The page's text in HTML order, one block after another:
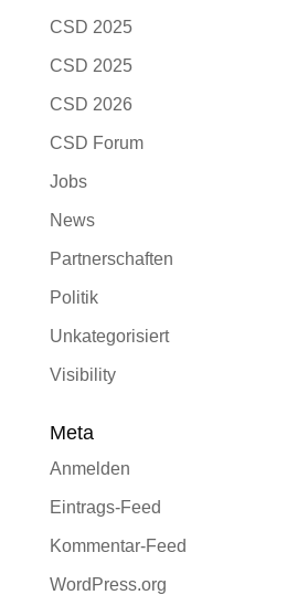
CSD 2025
CSD 2025
CSD 2026
CSD Forum
Jobs
News
Partnerschaften
Politik
Unkategorisiert
Visibility
Meta
Anmelden
Eintrags-Feed
Kommentar-Feed
WordPress.org